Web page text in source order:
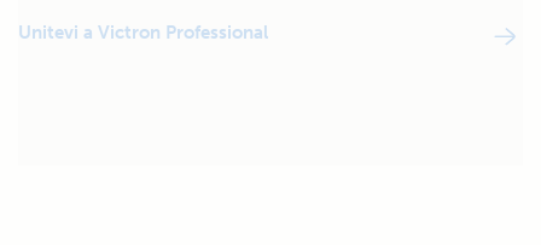
Unitevi a Victron Professional